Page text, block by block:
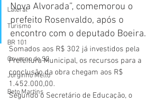
Lateral
Turismo
BR 101
Governo de SC
Jorginho Mello
Beto Martins
Nova Alvorada”, comemorou o
prefeito Rosenvaldo, após o
encontro com o deputado Boeira.
Somados aos R$ 302 já investidos pela
Prefeitura Municipal, os recursos para a
conclusão da obra chegam aos R$
1.452.000,00.
Segundo o Secretário de Educação, o